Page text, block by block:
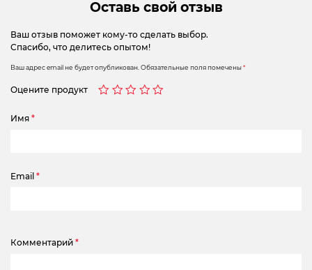
Оставь свой отзыв
Ваш отзыв поможет кому-то сделать выбор.
Спасибо, что делитесь опытом!
Ваш адрес email не будет опубликован. Обязательные поля помечены*
Оцените продукт
Имя *
Email *
Комментарий *